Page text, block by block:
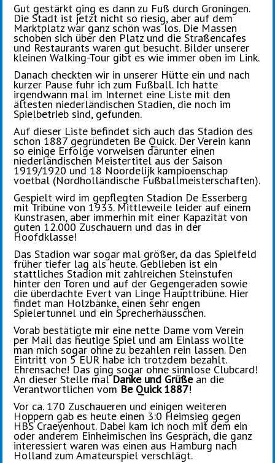
Gut gestärkt ging es dann zu Fuß durch Groningen.
Die Stadt ist jetzt nicht so riesig, aber auf dem
Marktplatz war ganz schön was los. Die Massen
schoben sich über den Platz und die Straßencafes
und Restaurants waren gut besucht. Bilder unserer
kleinen Walking-Tour gibt es wie immer oben im Link.
Danach checkten wir in unserer Hütte ein und nach
kurzer Pause fuhr ich zum Fußball. Ich hatte
irgendwann mal im Internet eine Liste mit den
ältesten niederländischen Stadien, die noch im
Spielbetrieb sind, gefunden.
Auf dieser Liste befindet sich auch das Stadion des
schon 1887 gegründeten Be Quick. Der Verein kann
so einige Erfolge vorweisen darunter einen
niederländischen Meistertitel aus der Saison
1919/1920 und 18 Noordelijk kampioenschap
voetbal (Nordholländische Fußballmeisterschaften).
Gespielt wird im gepflegten Stadion De Esserberg
mit Tribüne von 1933. Mittleweile leider auf einem
Kunstrasen, aber immerhin mit einer Kapazität von
guten 12.000 Zuschauern und das in der
Hoofdklasse!
Das Stadion war sogar mal größer, da das Spielfeld
früher tiefer lag als heute. Geblieben ist ein
stattliches Stadion mit zahlreichen Steinstufen
hinter den Toren und auf der Gegengeraden sowie
die überdachte Evert van Linge Haupttribüne. Hier
findet man Holzbänke, einen sehr engen
Spielertunnel und ein Sprecherhäusschen.
Vorab bestätigte mir eine nette Dame vom Verein
per Mail das heutige Spiel und am Einlass wollte
man mich sogar ohne zu bezahlen rein lassen. Den
Eintritt von 5 EUR habe ich trotzdem bezahlt.
Ehrensache! Das ging sogar ohne sinnlose Clubcard!
An dieser Stelle malDanke und Grüßean die
Verantwortlichen vom Be Quick 1887!
Vor ca. 170 Zuschaueren und einigen weiteren
Hoppern gab es heute einen 3:0 Heimsieg gegen
HBS Craeyenhout. Dabei kam ich noch mit dem ein
oder anderem Einheimischen ins Gespräch, die ganz
interessiert waren was einen aus Hamburg nach
Holland zum Amateurspiel verschlägt.